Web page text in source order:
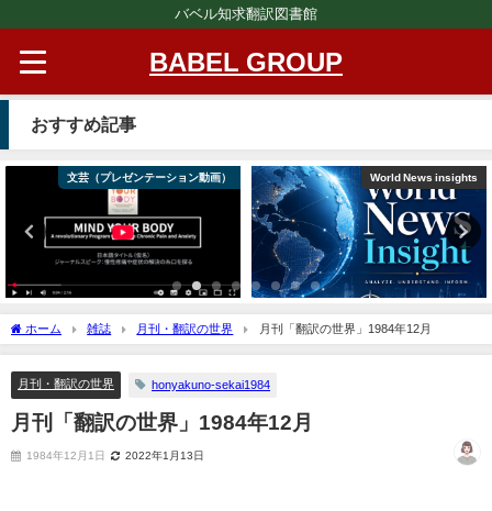
バベル知求翻訳図書館
BABEL GROUP
おすすめ記事
文芸（プレゼンテーション動画） World News insights
ホーム 雑誌 月刊・翻訳の世界 月刊「翻訳の世界」1984年12月
月刊・翻訳の世界 honyakuno-sekai1984
月刊「翻訳の世界」1984年12月
1984年12月1日 2022年1月13日